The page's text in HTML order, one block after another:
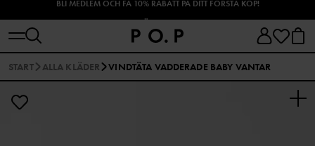
START ALLA KLÄDER VINDTÄTA VADDERADE BABY VANTAR